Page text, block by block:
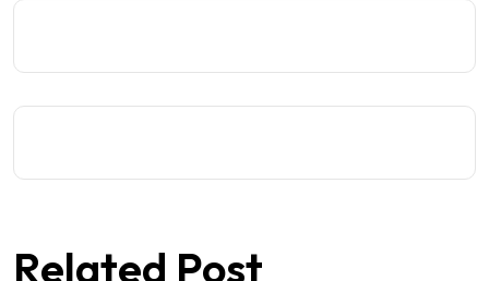
Related Post